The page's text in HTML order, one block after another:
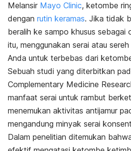
Melansir Mayo Clinic, ketombe
dengan rutin keramas. Jika tidak
beralih ke sampo khusus sebagai
itu, menggunakan serai atau
Anda untuk terbebas dari
Sebuah studi yang diterbitkan
Complementary Medicine
manfaat serai untuk rambut
menemukan aktivitas antijamur
mengandung minyak serai
Dalam penelitian ditemukan